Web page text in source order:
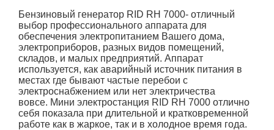
Бензиновый генератор RID RH 7000- отличный
выбор профессионального аппарата для
обеспечения электропитанием Вашего дома,
электроприборов, разных видов помещений,
складов, и малых предприятий. Аппарат
используется, как аварийный источник питания в
местах где бывают частые перебои с
электроснабжением или нет электричества
вовсе. Мини электростанция RID RH 7000 отлично
себя показала при длительной и кратковременной
работе как в жаркое, так и в холодное время года.